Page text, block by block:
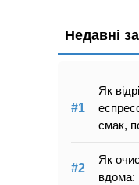
Недавні
Як
смак,
Як
вдома: